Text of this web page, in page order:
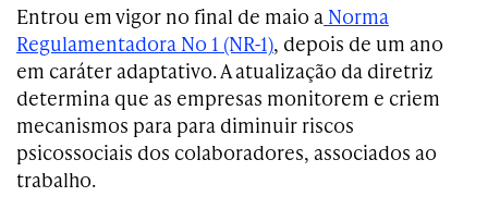
Entrou em vigor no final de maio a Norma
Regulamentadora No 1 (NR-1), depois de um ano
em caráter adaptativo. A atualização da diretriz
determina que as empresas monitorem e criem
mecanismos para para diminuir riscos
psicossociais dos colaboradores, associados ao
trabalho.